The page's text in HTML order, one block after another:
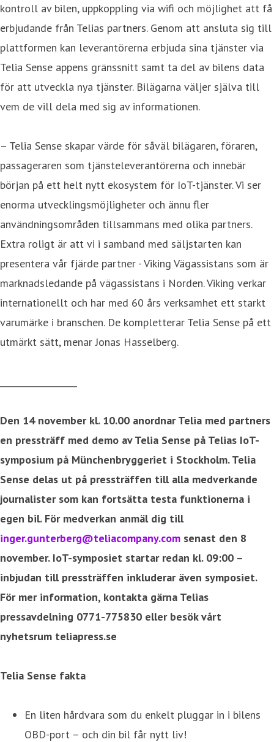
kontroll av bilen, uppkoppling via wifi och möjlighet att få
erbjudande från Telias partners. Genom att ansluta sig till
plattformen kan leverantörerna erbjuda sina tjänster via
Telia Sense appens gränssnitt samt ta del av bilens data
för att utveckla nya tjänster. Bilägarna väljer själva till
vem de vill dela med sig av informationen.
– Telia Sense skapar värde för såväl bilägaren, föraren,
passageraren som tjänsteleverantörerna och innebär
början på ett helt nytt ekosystem för IoT-tjänster. Vi ser
enorma utvecklingsmöjligheter och ännu fler
användningsområden tillsammans med olika partners.
Extra roligt är att vi i samband med säljstarten kan
presentera vår fjärde partner - Viking Vägassistans som är
marknadsledande på vägassistans i Norden. Viking verkar
internationellt och har med 60 års verksamhet ett starkt
varumärke i branschen. De kompletterar Telia Sense på ett
utmärkt sätt, menar Jonas Hasselberg.
Den 14 november kl. 10.00 anordnar Telia med partners
en pressträff med demo av Telia Sense på Telias IoT-
symposium på Münchenbryggeriet i Stockholm. Telia
Sense delas ut på pressträffen till alla medverkande
journalister som kan fortsätta testa funktionerna i
egen bil. För medverkan anmäl dig till
inger.gunterberg@teliacompany.com senast den 8
november. IoT-symposiet startar redan kl. 09:00 –
inbjudan till pressträffen inkluderar även symposiet.
För mer information, kontakta gärna Telias
pressavdelning 0771-775830 eller besök vårt
nyhetsrum teliapress.se
Telia Sense fakta
En liten hårdvara som du enkelt pluggar in i bilens
OBD-port – och din bil får nytt liv!